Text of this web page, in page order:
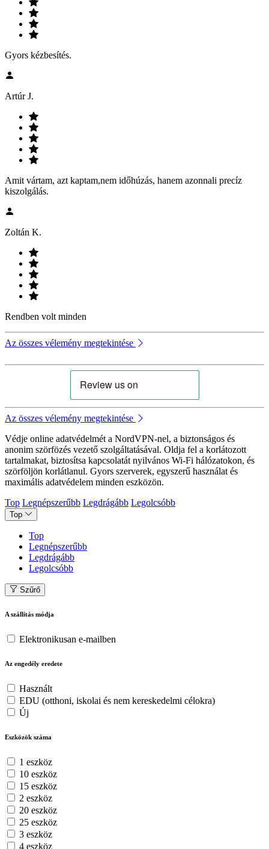
Gyors kézbesítés.
Artúr J.
Amit vártam, azt kaptam,nem időhúzás, hanem azonnali precíz
kiszolgálás.
Zoltán K.
Rendben volt minden
Az összes vélemény megtekintése
Az összes vélemény megtekintése
Védje online adatvédelmét a NordVPN-nel, a biztonságos és
anonim szörfözés vezető szolgáltatásával. Oldja fel a korlátozott
tartalmakat, biztosítsa kapcsolatát nyilvános Wi-Fi hálózatokon, és
szörföljön korlátlanul. Gyors szerverek, egyszerű használat és
maximális adatvédelem minden eszközön.
Top Legnépszerűbb Legdrágább Legolcsóbb
Top
Top
Legnépszerűbb
Legdrágább
Legolcsóbb
Szűrő
A szállítás módja
Elektronikusan e-mailben
Az engedély eredete
Használt
EDU (otthoni, iskolai és nem kereskedelmi célokra)
Új
Eszközök száma
1 eszköz
10 eszköz
15 eszköz
2 eszköz
20 eszköz
25 eszköz
3 eszköz
4 eszköz